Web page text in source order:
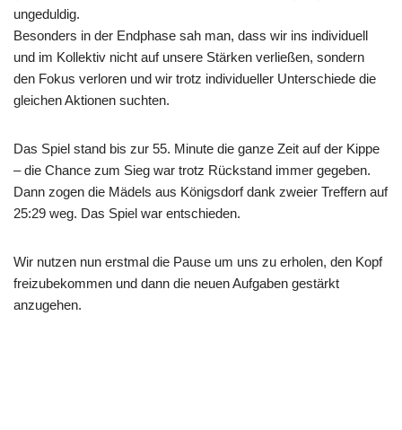
ungeduldig.
Besonders in der Endphase sah man, dass wir ins individuell
und im Kollektiv nicht auf unsere Stärken verließen, sondern
den Fokus verloren und wir trotz individueller Unterschiede die
gleichen Aktionen suchten.
Das Spiel stand bis zur 55. Minute die ganze Zeit auf der Kippe
– die Chance zum Sieg war trotz Rückstand immer gegeben.
Dann zogen die Mädels aus Königsdorf dank zweier Treffern auf
25:29 weg. Das Spiel war entschieden.
Wir nutzen nun erstmal die Pause um uns zu erholen, den Kopf
freizubekommen und dann die neuen Aufgaben gestärkt
anzugehen.